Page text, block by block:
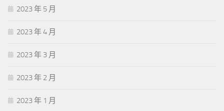
2023 年 5 月
2023 年 4 月
2023 年 3 月
2023 年 2 月
2023 年 1 月